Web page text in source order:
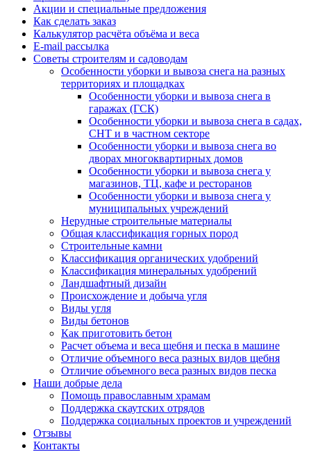
Акции и специальные предложения
Как сделать заказ
Калькулятор расчёта объёма и веса
E-mail рассылка
Советы строителям и садоводам
Особенности уборки и вывоза снега на разных
территориях и площадках
Особенности уборки и вывоза снега в
гаражах (ГСК)
Особенности уборки и вывоза снега в садах,
СНТ и в частном секторе
Особенности уборки и вывоза снега во
дворах многоквартирных домов
Особенности уборки и вывоза снега у
магазинов, ТЦ, кафе и ресторанов
Особенности уборки и вывоза снега у
муниципальных учреждений
Нерудные строительные материалы
Общая классификация горных пород
Строительные камни
Классификация органических удобрений
Классификация минеральных удобрений
Ландшафтный дизайн
Происхождение и добыча угля
Виды угля
Виды бетонов
Как приготовить бетон
Расчет объема и веса щебня и песка в машине
Отличие объемного веса разных видов щебня
Отличие объемного веса разных видов песка
Наши добрые дела
Помощь православным храмам
Поддержка скаутских отрядов
Поддержка социальных проектов и учреждений
Отзывы
Контакты